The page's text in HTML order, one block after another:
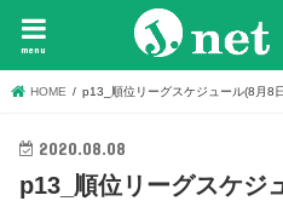
menu
HOME p13_順位リーグスケジュール(8月8
2020.08.08
p13_順位リーグスケジ